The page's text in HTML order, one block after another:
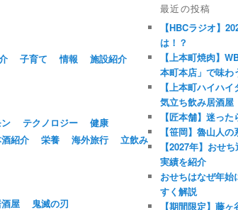
子育て 情報
施設紹介
テクノロジー
健康
紹介 栄養 海外旅行
立飲み
屋
鬼滅の刃
最近の投稿
【HBCラジオ】
は！？
【上本町焼肉】
本町本店」で味わ
【上本町ハイハ
気立ち飲み居酒屋
【匠本舗】迷っ
【笹岡】魯山人
【2027年】おせ
実績を紹介
おせちはなぜ年
すく解説
【期間限定】藤